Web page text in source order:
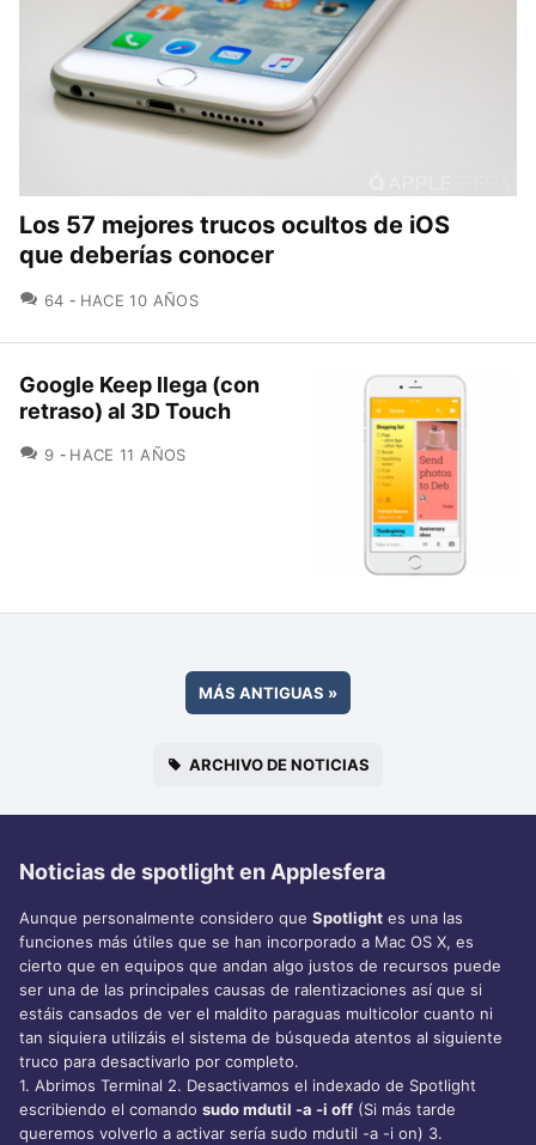
Los 57 mejores trucos ocultos de iOS
que deberías conocer
64 COMENTARIOS
HACE 10 AÑOS
Google Keep llega (con
retraso) al 3D Touch
9 COMENTARIOS
HACE 11 AÑOS
MÁS ANTIGUAS »
ARCHIVO DE NOTICIAS
Noticias de spotlight en Applesfera
Aunque personalmente considero que Spotlight es una las
funciones más útiles que se han incorporado a Mac OS X, es
cierto que en equipos que andan algo justos de recursos puede
ser una de las principales causas de ralentizaciones así que si
estáis cansados de ver el maldito paraguas multicolor cuanto ni
tan siquiera utilizáis el sistema de búsqueda atentos al siguiente
truco para desactivarlo por completo.
1. Abrimos Terminal 2. Desactivamos el indexado de Spotlight
escribiendo el comando sudo mdutil -a -i off (Si más tarde
queremos volverlo a activar sería sudo mdutil -a -i on) 3.